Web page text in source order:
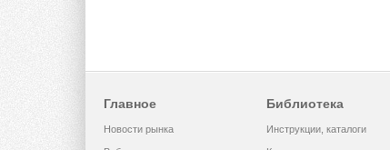
Главное
Новости рынка
Библиотека
Инструкции, каталоги